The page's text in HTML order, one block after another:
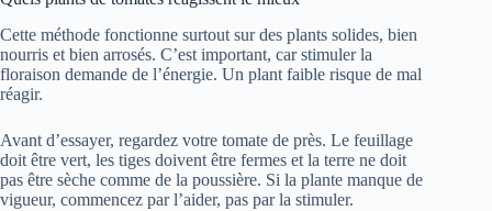
Cette méthode fonctionne surtout sur des plants solides, bien
nourris et bien arrosés. C’est important, car stimuler la
floraison demande de l’énergie. Un plant faible risque de mal
réagir.
Avant d’essayer, regardez votre tomate de près. Le feuillage
doit être vert, les tiges doivent être fermes et la terre ne doit
pas être sèche comme de la poussière. Si la plante manque de
vigueur, commencez par l’aider, pas par la stimuler.